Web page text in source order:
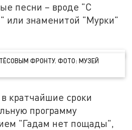
песни – вроде "С
или знаменитой "Мурки"
ФРОНТУ. ФОТО: МУЗЕЙ
кратчайшие сроки
программу
"Гадам нет пощады",